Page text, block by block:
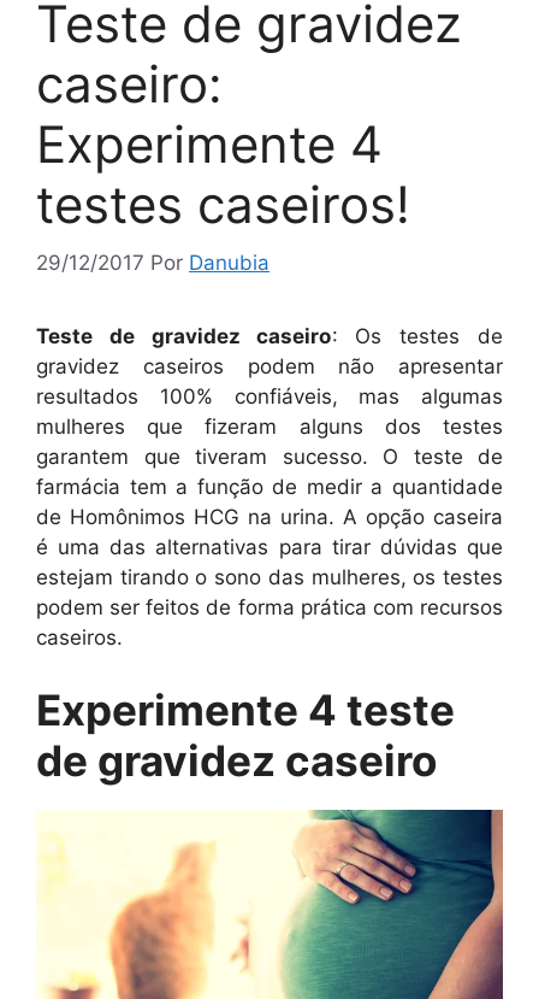
Teste de gravidez
caseiro:
Experimente 4
testes caseiros!
29/12/2017 Por Danubia
Teste de gravidez caseiro: Os testes de
gravidez caseiros podem não apresentar
resultados 100% confiáveis, mas algumas
mulheres que fizeram alguns dos testes
garantem que tiveram sucesso. O teste de
farmácia tem a função de medir a quantidade
de Homônimos HCG na urina. A opção caseira
é uma das alternativas para tirar dúvidas que
estejam tirando o sono das mulheres, os testes
podem ser feitos de forma prática com recursos
caseiros.
Experimente 4 teste
de gravidez caseiro